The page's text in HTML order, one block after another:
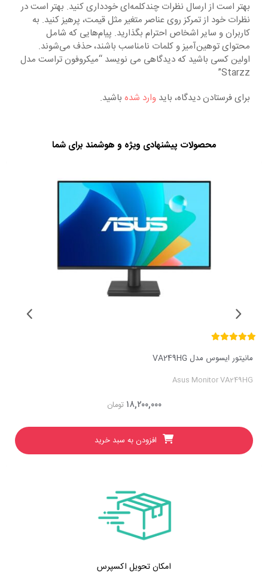
بهتر است از ارسال نظرات چندکلمه‌‌ای خودداری کنید. بهتر است در
نظرات خود از تمرکز روی عناصر متغیر مثل قیمت، پرهیز کنید. به
کاربران و سایر اشخاص احترام بگذارید. پیام‌هایی که شامل
محتوای توهین‌آمیز و کلمات نامناسب باشند، حذف می‌شوند.
اولین کسی باشید که دیدگاهی می نویسد “میکروفون تراست مدل
Starzz”
برای فرستادن دیدگاه، باید وارد شده باشید.
محصولات پیشنهادی ویژه و هوشمند برای شما
مانیتور ایسوس مدل VA249HG
Asus Monitor VA249HG
تومان ۱۸,۲۰۰,۰۰۰
افزودن به سبد خرید
امکان تحویل اکسپرس